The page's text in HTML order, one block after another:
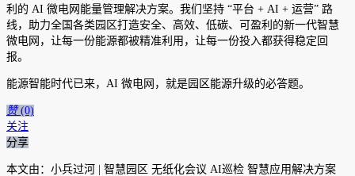
利的 AI 微电网能量管理解决方案。我们坚持 “平台 + AI + 运营” 路
线，助力全国各类园区打造安全、高效、低碳、可盈利的新一代智慧
微电网，让每一份能源都被精准利用，让每一份投入都获得稳定回
报。
能源智能时代已来，AI 微电网，就是园区能源升级的必答题。
赞 (0)
关注
分享
本文由：小兵过河 | 智慧园区 无纸化会议 AI巡检 智慧应用解决方案